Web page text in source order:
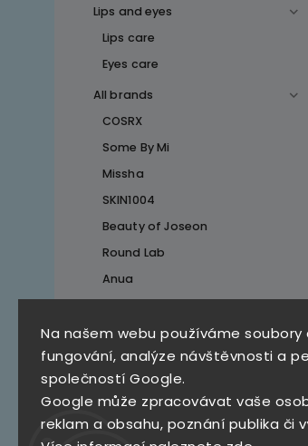
Na našem webu používáme
fungování, analýze návštěvnosti a
společností Google.
Google může zpracovávat vaše
reklam a obsahu, poznání publika či
Lips and eyes
Lips care
Eyes care
All brands
COSRX
Some By Mi
Missha
SKIN1004
Beauty of Joseon
Round Lab
Anua
Top 10 produktů
SKZ Mystery Box
790 Kč